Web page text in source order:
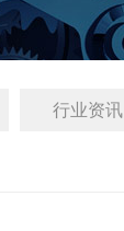
行业资讯